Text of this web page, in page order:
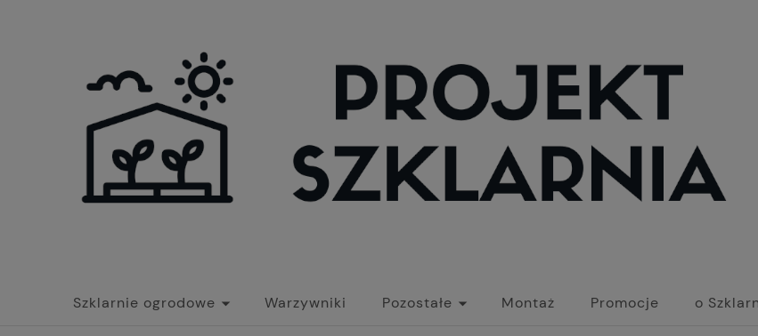
Szklarnie ogrodowe Warzywniki Pozostałe Montaż Promocje o